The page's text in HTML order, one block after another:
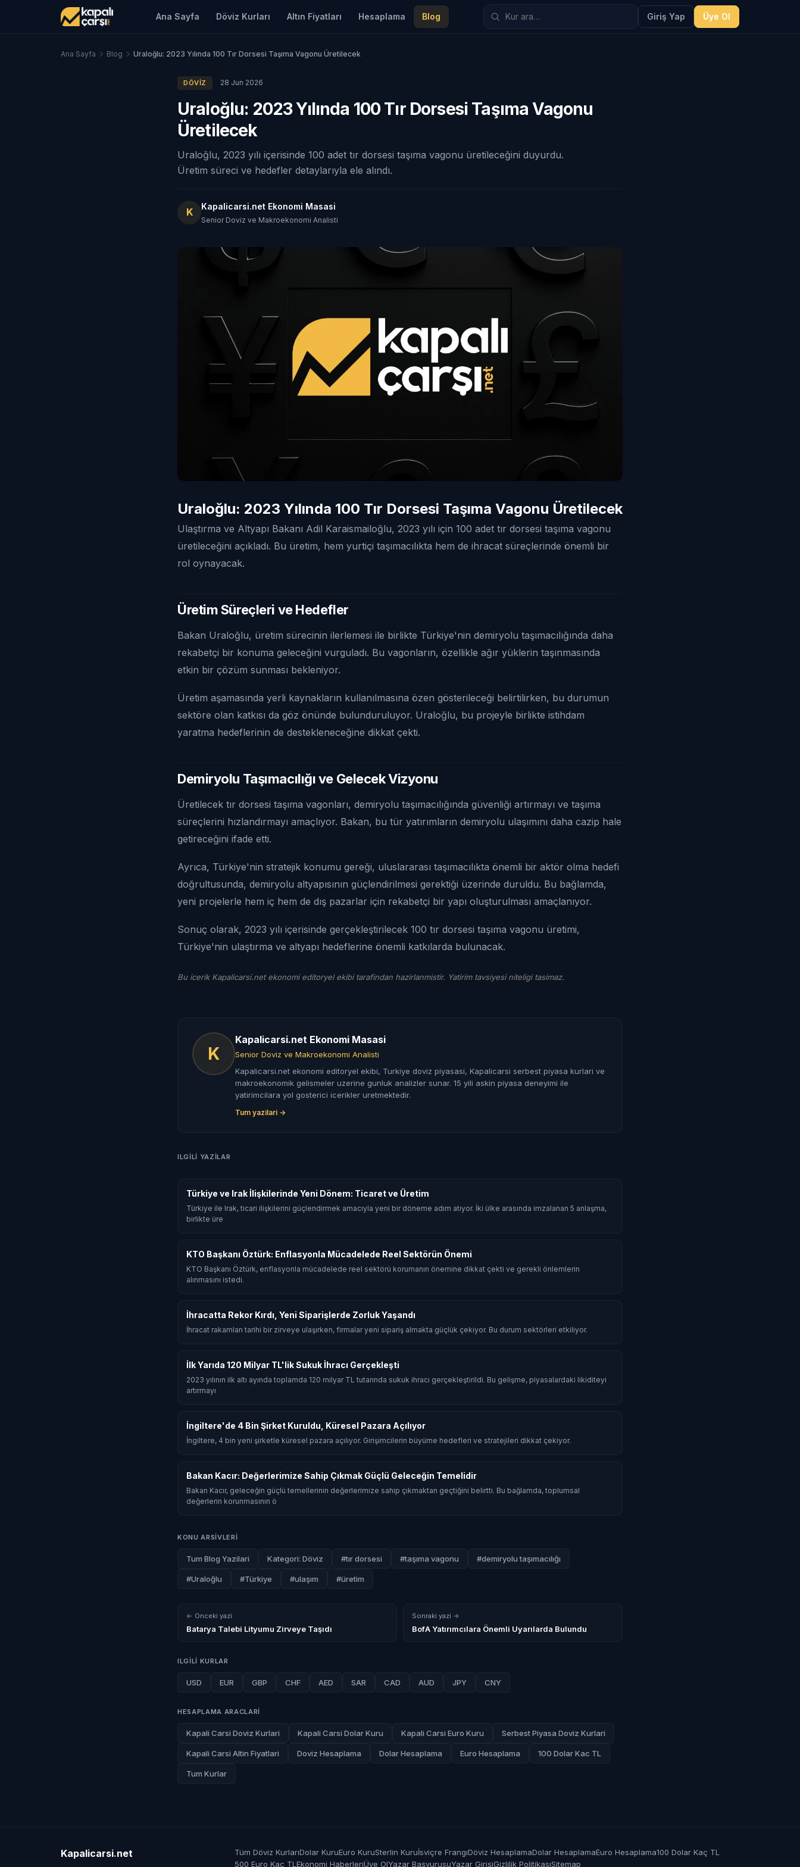
Ana Sayfa Döviz Kurları Altın Fiyatları Hesaplama Blog Giriş Yap Üye Ol
Ana Sayfa Blog Uraloğlu: 2023 Yılında 100 Tır Dorsesi Taşıma Vagonu Üretilecek
DÖVIZ 28 Jun 2026
Uraloğlu: 2023 Yılında 100 Tır Dorsesi Taşıma Vagonu
Üretilecek
Uraloğlu, 2023 yılı içerisinde 100 adet tır dorsesi taşıma vagonu üretileceğini duyurdu.
Üretim süreci ve hedefler detaylarıyla ele alındı.
K Kapalicarsi.net Ekonomi Masasi
Senior Doviz ve Makroekonomi Analisti
Uraloğlu: 2023 Yılında 100 Tır Dorsesi Taşıma Vagonu Üretilecek
Ulaştırma ve Altyapı Bakanı Adil Karaismailoğlu, 2023 yılı için 100 adet tır dorsesi taşıma vagonu
üretileceğini açıkladı. Bu üretim, hem yurtiçi taşımacılıkta hem de ihracat süreçlerinde önemli bir
rol oynayacak.
Üretim Süreçleri ve Hedefler
Bakan Uraloğlu, üretim sürecinin ilerlemesi ile birlikte Türkiye'nin demiryolu taşımacılığında daha
rekabetçi bir konuma geleceğini vurguladı. Bu vagonların, özellikle ağır yüklerin taşınmasında
etkin bir çözüm sunması bekleniyor.
Üretim aşamasında yerli kaynakların kullanılmasına özen gösterileceği belirtilirken, bu durumun
sektöre olan katkısı da göz önünde bulunduruluyor. Uraloğlu, bu projeyle birlikte istihdam
yaratma hedeflerinin de destekleneceğine dikkat çekti.
Demiryolu Taşımacılığı ve Gelecek Vizyonu
Üretilecek tır dorsesi taşıma vagonları, demiryolu taşımacılığında güvenliği artırmayı ve taşıma
süreçlerini hızlandırmayı amaçlıyor. Bakan, bu tür yatırımların demiryolu ulaşımını daha cazip hale
getireceğini ifade etti.
Ayrıca, Türkiye'nin stratejik konumu gereği, uluslararası taşımacılıkta önemli bir aktör olma hedefi
doğrultusunda, demiryolu altyapısının güçlendirilmesi gerektiği üzerinde duruldu. Bu bağlamda,
yeni projelerle hem iç hem de dış pazarlar için rekabetçi bir yapı oluşturulması amaçlanıyor.
Sonuç olarak, 2023 yılı içerisinde gerçekleştirilecek 100 tır dorsesi taşıma vagonu üretimi,
Türkiye'nin ulaştırma ve altyapı hedeflerine önemli katkılarda bulunacak.
Bu icerik Kapalicarsi.net ekonomi editoryel ekibi tarafindan hazirlanmistir. Yatirim tavsiyesi niteligi tasimaz.
K
Kapalicarsi.net Ekonomi Masasi
Senior Doviz ve Makroekonomi Analisti
Kapalicarsi.net ekonomi editoryel ekibi, Turkiye doviz piyasasi, Kapalicarsi serbest piyasa kurlari ve
makroekonomik gelismeler uzerine gunluk analizler sunar. 15 yili askin piyasa deneyimi ile
yatirimcilara yol gosterici icerikler uretmektedir.
Tum yazilari →
ILGILI YAZILAR
Türkiye ve Irak İlişkilerinde Yeni Dönem: Ticaret ve Üretim
Türkiye ile Irak, ticari ilişkilerini güçlendirmek amacıyla yeni bir döneme adım atıyor. İki ülke arasında imzalanan 5 anlaşma,
birlikte üre
KTO Başkanı Öztürk: Enflasyonla Mücadelede Reel Sektörün Önemi
KTO Başkanı Öztürk, enflasyonla mücadelede reel sektörü korumanın önemine dikkat çekti ve gerekli önlemlerin
alınmasını istedi.
İhracatta Rekor Kırdı, Yeni Siparişlerde Zorluk Yaşandı
İhracat rakamları tarihi bir zirveye ulaşırken, firmalar yeni sipariş almakta güçlük çekiyor. Bu durum sektörleri etkiliyor.
İlk Yarıda 120 Milyar TL'lik Sukuk İhracı Gerçekleşti
2023 yılının ilk altı ayında toplamda 120 milyar TL tutarında sukuk ihracı gerçekleştirildi. Bu gelişme, piyasalardaki likiditeyi
artırmayı
İngiltere'de 4 Bin Şirket Kuruldu, Küresel Pazara Açılıyor
İngiltere, 4 bin yeni şirketle küresel pazara açılıyor. Girişimcilerin büyüme hedefleri ve stratejileri dikkat çekiyor.
Bakan Kacır: Değerlerimize Sahip Çıkmak Güçlü Geleceğin Temelidir
Bakan Kacır, geleceğin güçlü temellerinin değerlerimize sahip çıkmaktan geçtiğini belirtti. Bu bağlamda, toplumsal
değerlerin korunmasının ö
KONU ARSIVLERI
Tum Blog Yazilari Kategori: Döviz #tır dorsesi #taşıma vagonu #demiryolu taşımacılığı
#Uraloğlu #Türkiye #ulaşım #üretim
← Onceki yazi
Batarya Talebi Lityumu Zirveye Taşıdı
Sonraki yazi →
BofA Yatırımcılara Önemli Uyarılarda Bulundu
ILGILI KURLAR
USD EUR GBP CHF AED SAR CAD AUD JPY CNY
HESAPLAMA ARACLARI
Kapali Carsi Doviz Kurlari Kapali Carsi Dolar Kuru Kapali Carsi Euro Kuru Serbest Piyasa Doviz Kurlari
Kapali Carsi Altin Fiyatlari Doviz Hesaplama Dolar Hesaplama Euro Hesaplama 100 Dolar Kac TL
Tum Kurlar
Kapalicarsi.net Tüm Döviz KurlarıDolar KuruEuro KuruSterlin Kuruİsviçre FrangıDöviz HesaplamaDolar HesaplamaEuro Hesaplama100 Dolar Kaç TL
500 Euro Kaç TL Ekonomi HaberleriÜye OlYazar BaşvurusuYazar GirişiGizlilik PolitikasıSitemap